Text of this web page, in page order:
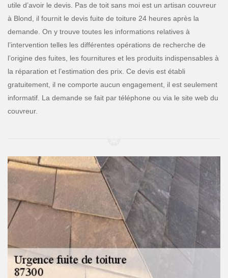
utile d’avoir le devis. Pas de toit sans moi est un artisan couvreur
à Blond, il fournit le devis fuite de toiture 24 heures après la
demande. On y trouve toutes les informations relatives à
l’intervention telles les différentes opérations de recherche de
l’origine des fuites, les fournitures et les produits indispensables à
la réparation et l’estimation des prix. Ce devis est établi
gratuitement, il ne comporte aucun engagement, il est seulement
informatif. La demande se fait par téléphone ou via le site web du
couvreur.